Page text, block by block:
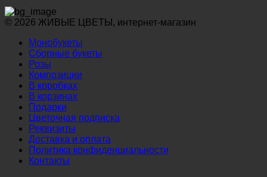
© 2026 ЖИВЫЕ ЦВЕТЫ, интернет-магазин
Монобукеты
Сборные букеты
Розы
Композиции
В коробках
В корзинах
Подарки
Цветочная подписка
Реквизиты
Доставка и оплата
Политика конфиденциальности
Контакты